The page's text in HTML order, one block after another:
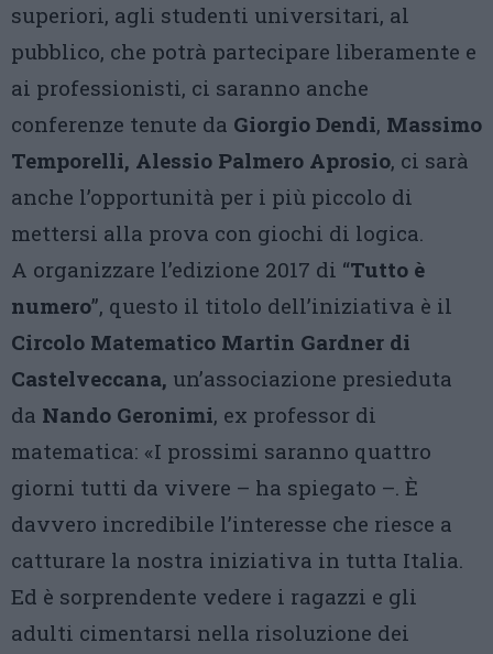
superiori, agli studenti universitari, al
pubblico, che potrà partecipare liberamente e
ai professionisti, ci saranno anche
conferenze tenute da Giorgio Dendi, Massimo
Temporelli, Alessio Palmero Aprosio, ci sarà
anche l’opportunità per i più piccolo di
mettersi alla prova con giochi di logica.
A organizzare l’edizione 2017 di “Tutto è
numero”, questo il titolo dell’iniziativa è il
Circolo Matematico Martin Gardner di
Castelveccana, un’associazione presieduta
da Nando Geronimi, ex professor di
matematica: «I prossimi saranno quattro
giorni tutti da vivere – ha spiegato –. È
davvero incredibile l’interesse che riesce a
catturare la nostra iniziativa in tutta Italia.
Ed è sorprendente vedere i ragazzi e gli
adulti cimentarsi nella risoluzione dei